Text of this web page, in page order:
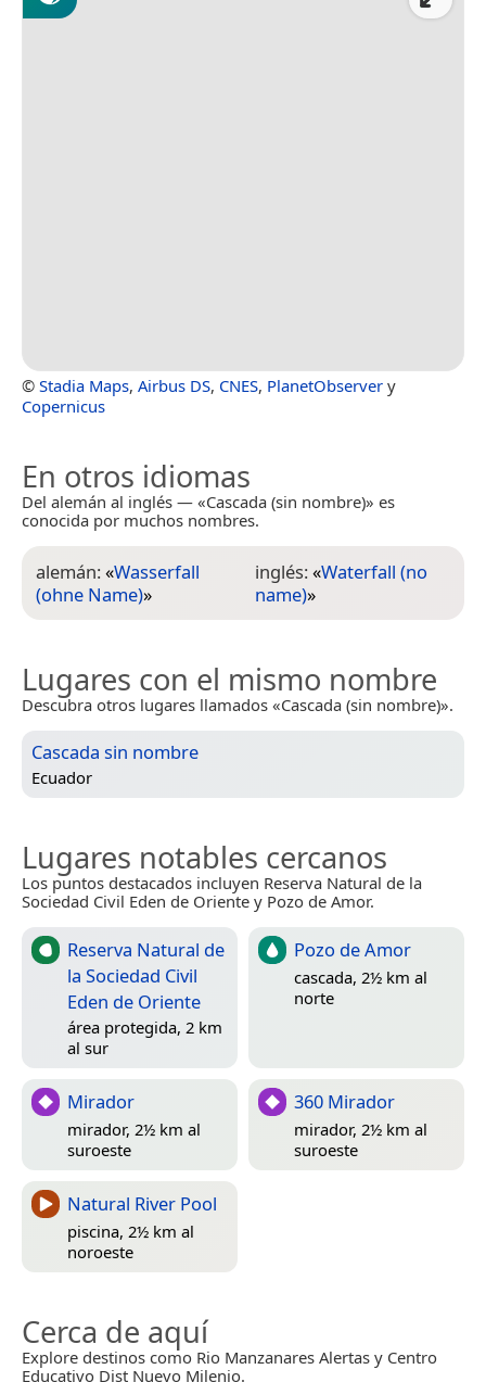
© Stadia Maps, Airbus DS, CNES, PlanetObserver y
Copernicus
En otros idiomas
Del alemán al inglés — «Cascada (sin nombre)» es
conocida por muchos nombres.
alemán:«Wasserfall
(ohne Name)»
inglés:«Waterfall (no
name)»
Lugares con el mismo nombre
Descubra otros lugares llamados «Cascada (sin nombre)».
Cascada sin nombre
Ecuador
Lugares notables cercanos
Los puntos destacados incluyen Reserva Natural de la
Sociedad Civil Eden de Oriente y Pozo de Amor.
Reserva Natural de
la Sociedad Civil
Eden de Oriente
área protegida, 2 km
al sur
Pozo de Amor
cascada, 2½ km al
norte
Mirador
mirador, 2½ km al
suroeste
360 Mirador
mirador, 2½ km al
suroeste
Natural River Pool
piscina, 2½ km al
noroeste
Cerca de aquí
Explore destinos como Rio Manzanares Alertas y Centro
Educativo Dist Nuevo Milenio.